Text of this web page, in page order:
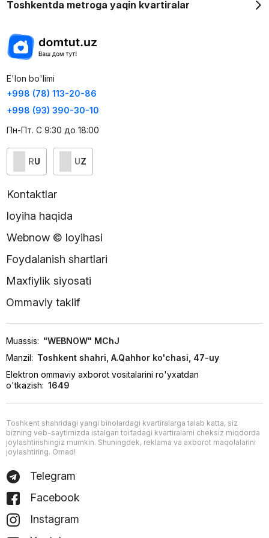
Toshkentda metroga yaqin kvartiralar
E'lon bo'limi
+998 (78) 113-20-86
+998 (93) 390-30-10
Пн-Пт. С 9:30 до 18:00
RU UZ
Kontaktlar
loyiha haqida
Webnow © loyihasi
Foydalanish shartlari
Maxfiylik siyosati
Ommaviy taklif
Muassis: "WEBNOW" MChJ
Manzil: Toshkent shahri, A.Qahhor ko'chasi, 47-uy
Elektron ommaviy axborot vositalarini ro'yxatdan
o'tkazish: 1649
Toshkent shahridagi yangi binolardagi kvartiralarga talab katta, siz
bizning veb-saytimizda istalgan toifadagi kvartiralarni cheksiz miqdorda
joylashtirishingiz mumkin. Shuningdek, reklama va axborot maqolalarini
joylashtiring. Omad!
Telegram
Facebook
Instagram